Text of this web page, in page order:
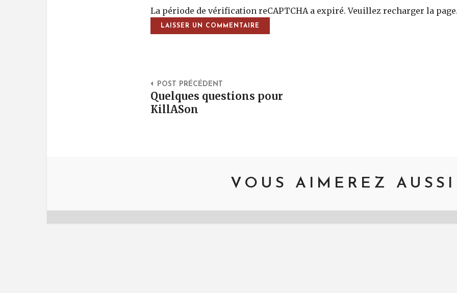
La période de vérification reCAPTCHA a expiré. Veuillez recharger la
Post Navigation
POST PRÉCÉDENT
Quelques questions pour
KillASon
VOUS AIMEREZ AUSSI